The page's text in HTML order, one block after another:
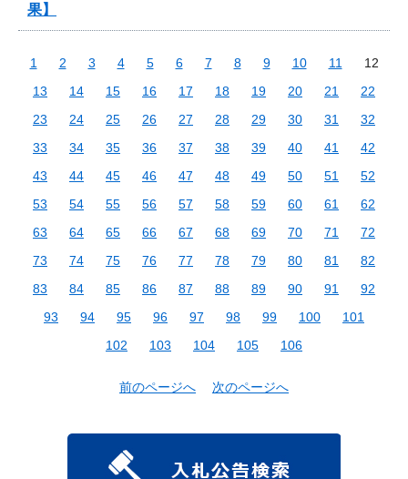
果】
1 2 3 4 5 6 7 8 9 10 11
12
13
14 15 16 17 18 19 20 21
22
23
24 25 26 27 28 29 30 31
32
33
34 35 36 37 38 39 40 41
42
43
44 45 46 47 48 49 50 51
52
53
54 55 56 57 58 59 60 61
62
63
64 65 66 67 68 69 70 71
72
73
74 75 76 77 78 79 80 81
82
83
84 85 86 87 88 89 90 91
92
93
94 95 96 97 98 99 100
101
102
103 104 105 106
前のページへ 次のページへ